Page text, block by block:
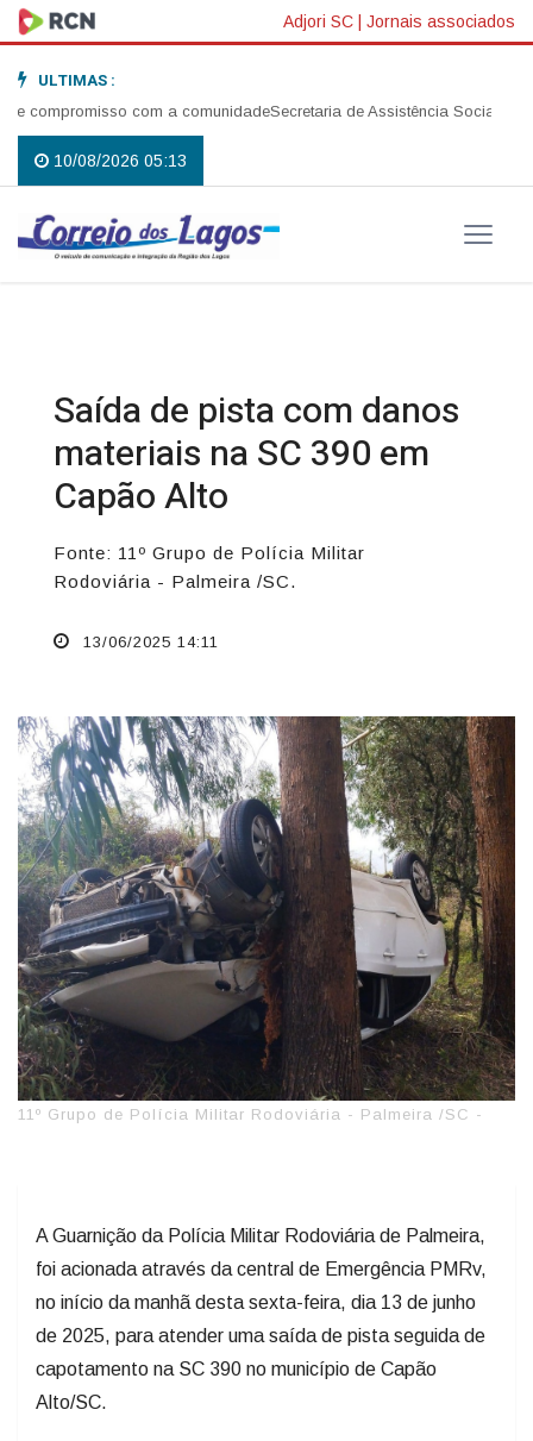
Adjori SC | Jornais associados
ULTIMAS :
com a comunidadeSecretaria de Assistência Social realiza
10/08/2026 05:13
Saída de pista com danos
materiais na SC 390 em
Capão Alto
Fonte: 11º Grupo de Polícia Militar
Rodoviária - Palmeira /SC.
13/06/2025 14:11
11º Grupo de Polícia Militar Rodoviária - Palmeira /SC -
A Guarnição da Polícia Militar Rodoviária de Palmeira,
foi acionada através da central de Emergência PMRv,
no início da manhã desta sexta-feira, dia 13 de junho
de 2025, para atender uma saída de pista seguida de
capotamento na SC 390 no município de Capão
Alto/SC.